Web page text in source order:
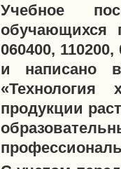
Учебное
обучающихся
060400,
и написано
«Технология
продукции